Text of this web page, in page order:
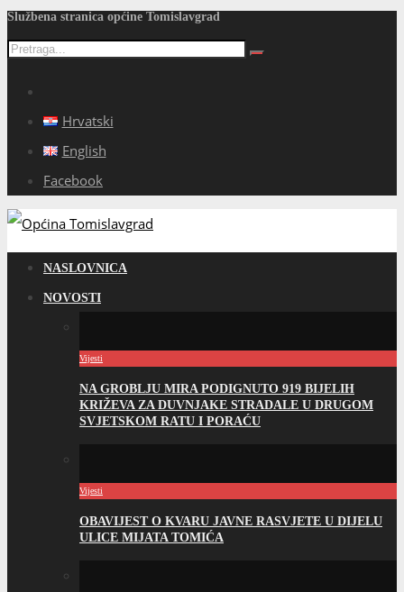
Službena stranica općine Tomislavgrad
Hrvatski
English
Facebook
NASLOVNICA
NOVOSTI
Vijesti
NA GROBLJU MIRA PODIGNUTO 919 BIJELIH
KRIŽEVA ZA DUVNJAKE STRADALE U DRUGOM
SVJETSKOM RATU I PORAĆU
Vijesti
OBAVIJEST O KVARU JAVNE RASVJETE U DIJELU
ULICE MIJATA TOMIĆA